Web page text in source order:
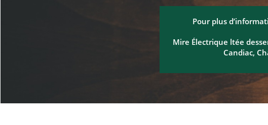
Pour plus
Mire Électrique ltée
Candiac,